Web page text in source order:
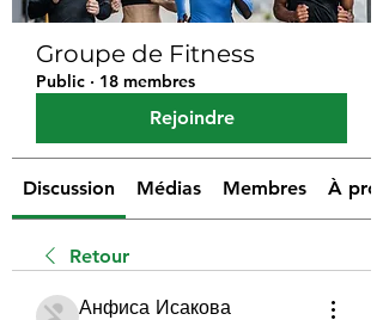
Groupe de Fitness
Public · 18 membres
Rejoindre
Discussion Médias Membres À
Retour
Анфиса Исакова